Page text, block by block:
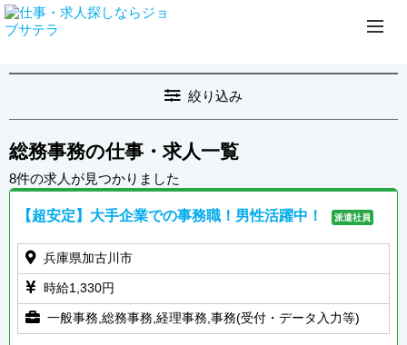
総務事務の仕事・求人一覧
8件の求人が見つかりました
【超安定】大手企業での事務職！男性活躍中！ 派遣社員
兵庫県加古川市
時給1,330円
一般事務,総務事務,経理事務,事務(受付・データ入力等)
絞り込み